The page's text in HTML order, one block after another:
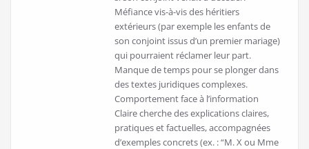
Méfiance vis-à-vis des héritiers
extérieurs (par exemple les enfants de
son conjoint issus d’un premier mariage)
qui pourraient réclamer leur part.
Manque de temps pour se plonger dans
des textes juridiques complexes.
Comportement face à l’information
Claire cherche des explications claires,
pratiques et factuelles, accompagnées
d’exemples concrets (ex. : “M. X ou Mme